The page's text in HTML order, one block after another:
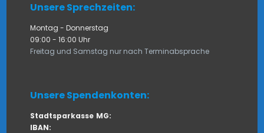
Unsere Sprechzeiten:
Montag - Donnerstag
09:00 - 16:00 Uhr
Freitag und Samstag nur nach Terminabsprache
Unsere Spendenkonten:
Stadtsparkasse MG:
IBAN: